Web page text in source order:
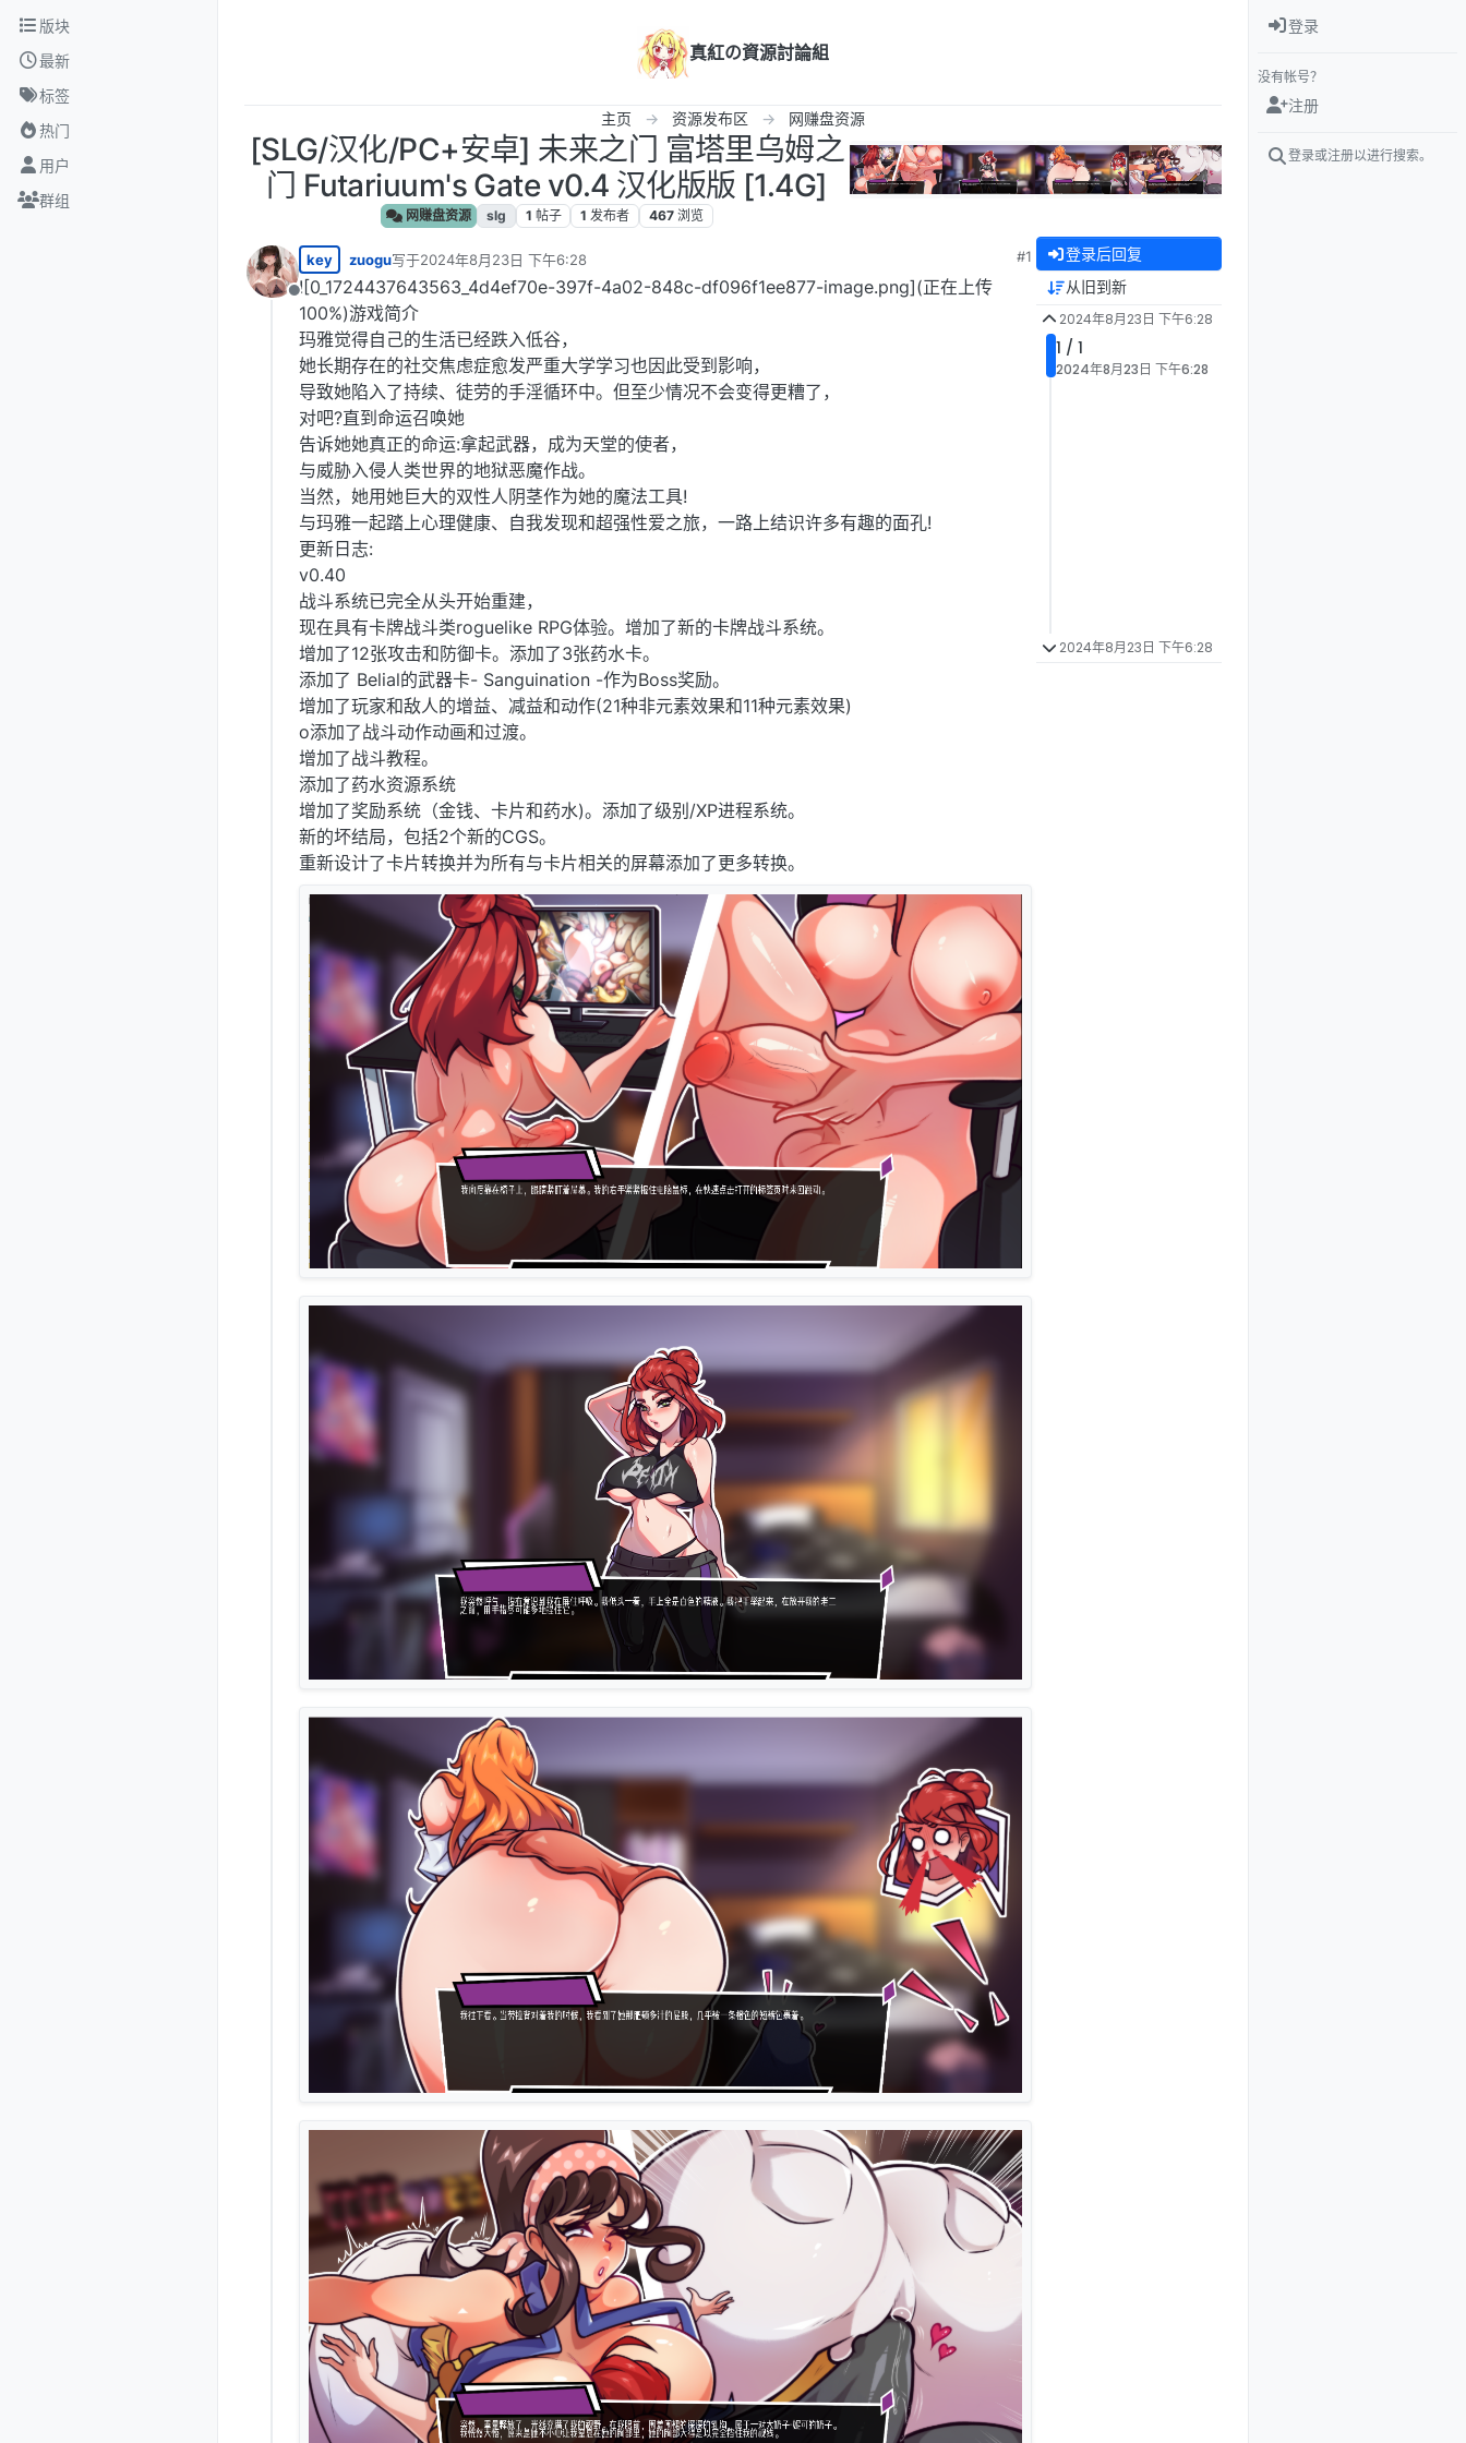
跳转至内容
版块
最新
标签
热门
用户
群组
真紅の資源討論組
主页 资源发布区 网赚盘资源
[SLG/汉化/PC+安卓] 未来之门 富塔里乌姆之
门 Futariuum's Gate v0.4 汉化版版 [1.4G]
网赚盘资源 slg 1 帖子 1 发布者 467 浏览
离线
key zuogu写于2024年8月23日 下午6:28
最后由 编辑
#1
![0_1724437643563_4d4ef70e-397f-4a02-848c-df096f1ee877-image.png](正在上传
100%)游戏简介
玛雅觉得自己的生活已经跌入低谷，
她长期存在的社交焦虑症愈发严重大学学习也因此受到影响，
导致她陷入了持续、徒劳的手淫循环中。但至少情况不会变得更糟了，
对吧?直到命运召唤她
告诉她她真正的命运:拿起武器，成为天堂的使者，
与威胁入侵人类世界的地狱恶魔作战。
当然，她用她巨大的双性人阴茎作为她的魔法工具!
与玛雅一起踏上心理健康、自我发现和超强性爱之旅，一路上结识许多有趣的面孔!
更新日志:
v0.40
战斗系统已完全从头开始重建，
现在具有卡牌战斗类roguelike RPG体验。增加了新的卡牌战斗系统。
增加了12张攻击和防御卡。添加了3张药水卡。
添加了 Belial的武器卡- Sanguination -作为Boss奖励。
增加了玩家和敌人的增益、减益和动作(21种非元素效果和11种元素效果)
o添加了战斗动作动画和过渡。
增加了战斗教程。
添加了药水资源系统
增加了奖励系统（金钱、卡片和药水)。添加了级别/XP进程系统。
新的坏结局，包括2个新的CGS。
重新设计了卡片转换并为所有与卡片相关的屏幕添加了更多转换。
登录后回复
从旧到新
2024年8月23日 下午6:28
1 / 1
2024年8月23日 下午6:28
2024年8月23日 下午6:28
登录
没有帐号？
注册
登录或注册以进行搜索。